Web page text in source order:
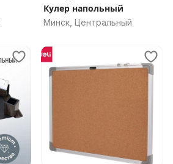
Кулер напольный
Минск, Центральный